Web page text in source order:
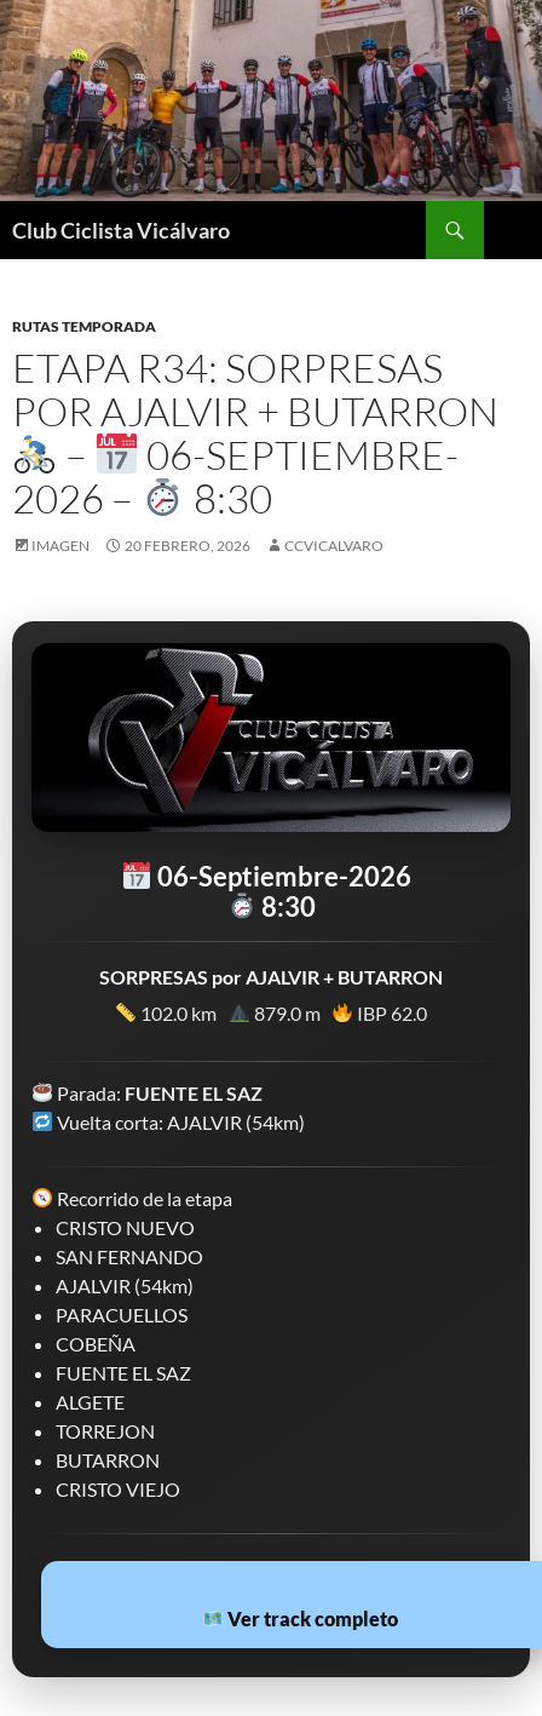
Saltar
al
contenido
Club Ciclista Vicálvaro
RUTAS TEMPORADA
ETAPA R34: SORPRESAS
POR AJALVIR + BUTARRON
–
06-SEPTIEMBRE-
2026 –
8:30
IMAGEN 20 FEBRERO, 2026 CCVICALVARO
06-Septiembre-2026
8:30
SORPRESAS por AJALVIR + BUTARRON
102.0 km
879.0 m IBP 62.0
Parada: FUENTE EL SAZ
Vuelta corta: AJALVIR (54km)
Recorrido de la etapa
CRISTO NUEVO
SAN FERNANDO
AJALVIR (54km)
PARACUELLOS
COBEÑA
FUENTE EL SAZ
ALGETE
TORREJON
BUTARRON
CRISTO VIEJO
Ver track completo